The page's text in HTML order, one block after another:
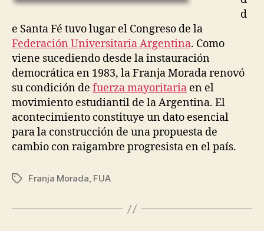
d
e Santa Fé tuvo lugar el Congreso de la
Federación Universitaria Argentina. Como
viene sucediendo desde la instauración
democrática en 1983, la Franja Morada renovó
su condición de fuerza mayoritaria en el
movimiento estudiantil de la Argentina. El
acontecimiento constituye un dato esencial
para la construcción de una propuesta de
cambio con raigambre progresista en el país.
Etiquetas
Franja Morada, FUA
J